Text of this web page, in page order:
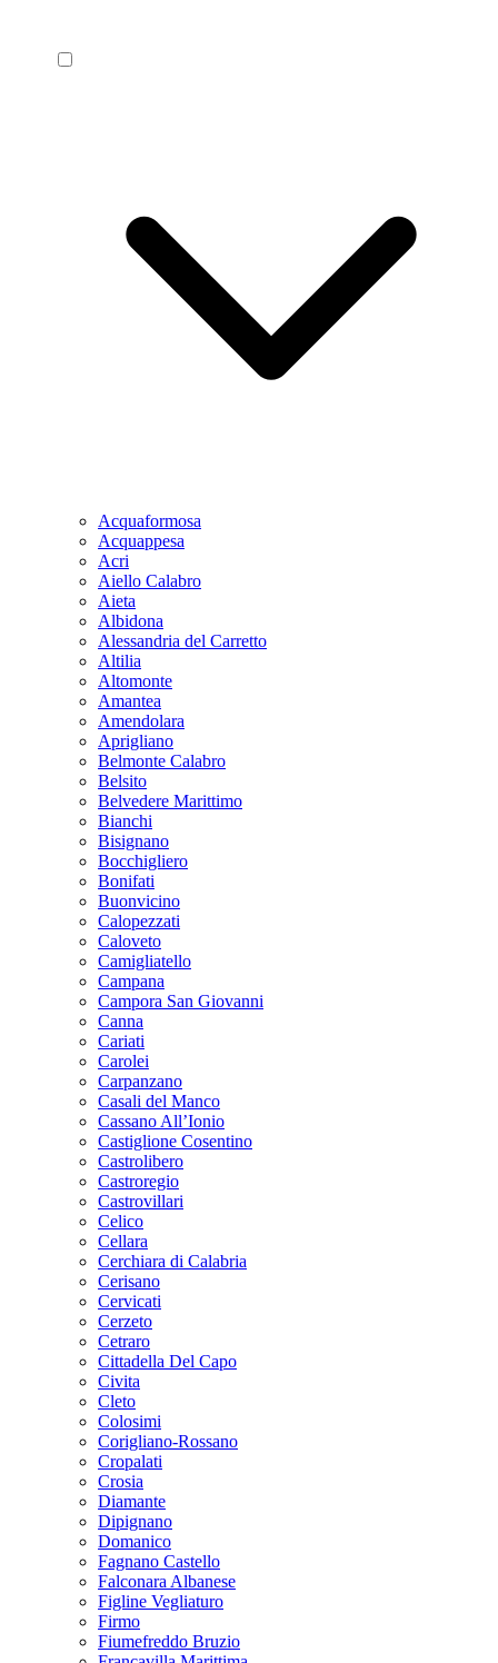
Acquaformosa
Acquappesa
Acri
Aiello Calabro
Aieta
Albidona
Alessandria del Carretto
Altilia
Altomonte
Amantea
Amendolara
Aprigliano
Belmonte Calabro
Belsito
Belvedere Marittimo
Bianchi
Bisignano
Bocchigliero
Bonifati
Buonvicino
Calopezzati
Caloveto
Camigliatello
Campana
Campora San Giovanni
Canna
Cariati
Carolei
Carpanzano
Casali del Manco
Cassano All’Ionio
Castiglione Cosentino
Castrolibero
Castroregio
Castrovillari
Celico
Cellara
Cerchiara di Calabria
Cerisano
Cervicati
Cerzeto
Cetraro
Cittadella Del Capo
Civita
Cleto
Colosimi
Corigliano-Rossano
Cropalati
Crosia
Diamante
Dipignano
Domanico
Fagnano Castello
Falconara Albanese
Figline Vegliaturo
Firmo
Fiumefreddo Bruzio